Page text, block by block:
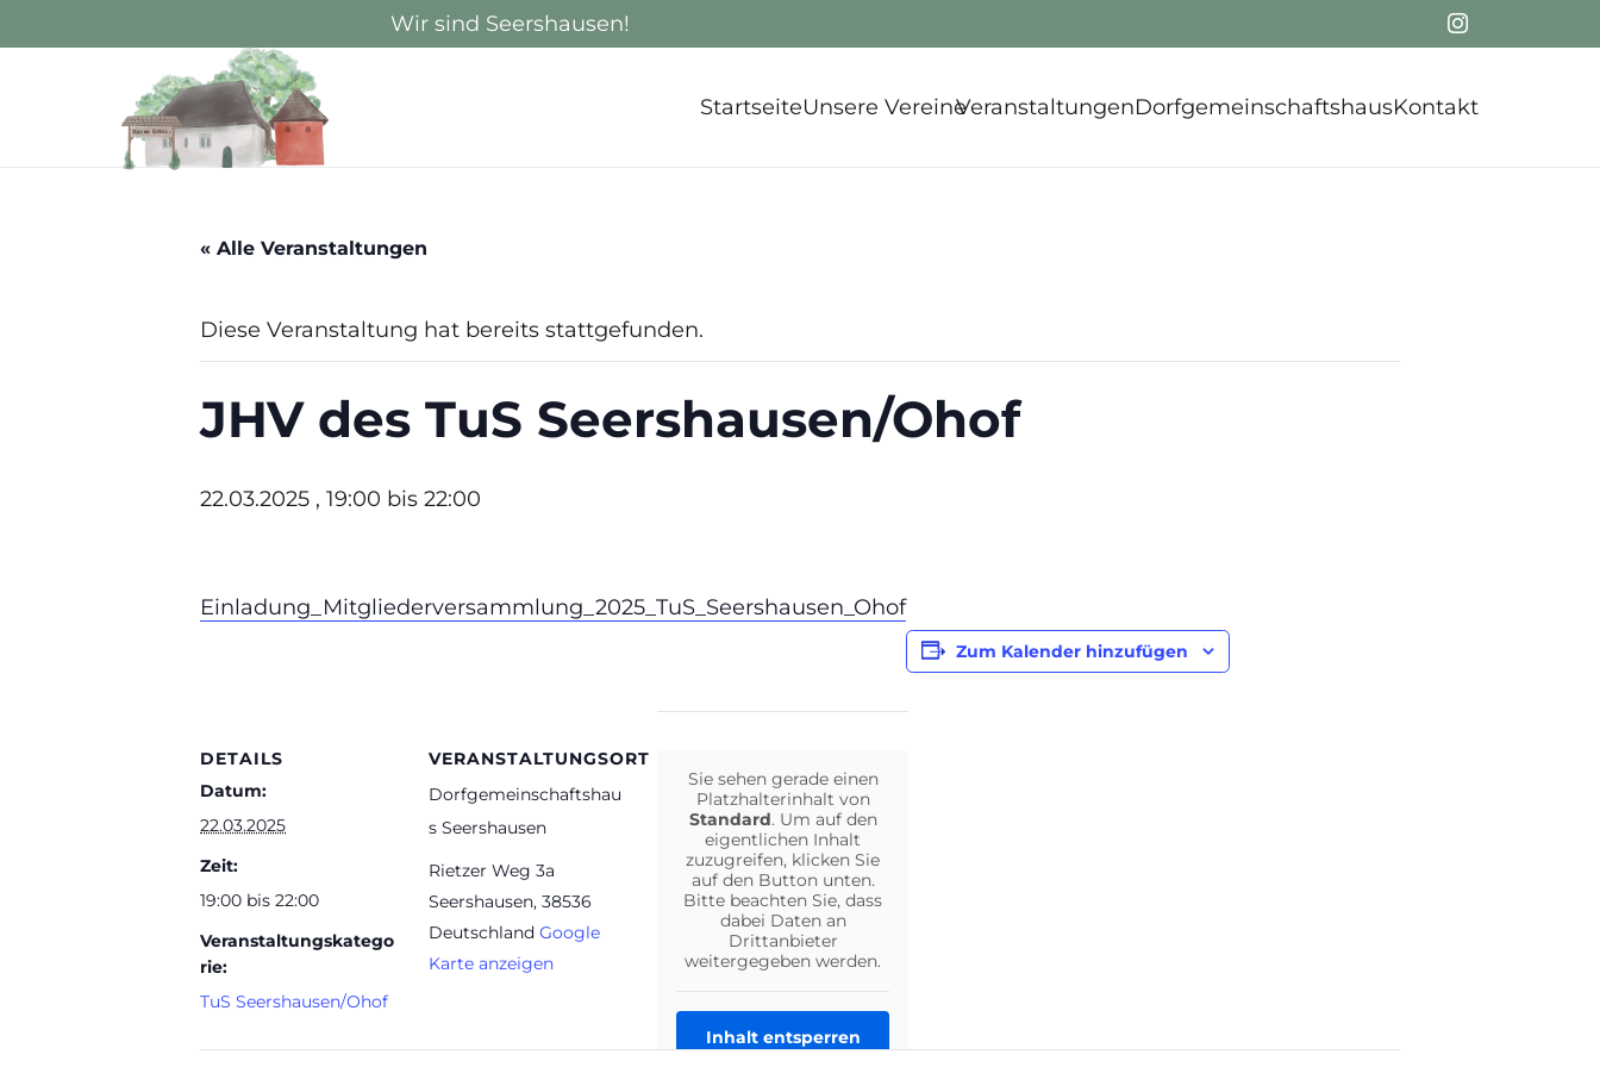
Wir sind Seershausen!
StartseiteUnsere VereineVeranstaltungenDorfgemeinschaftshausKontakt
« Alle Veranstaltungen
Diese Veranstaltung hat bereits stattgefunden.
JHV des TuS Seershausen/Ohof
22.03.2025 , 19:00 bis 22:00
Einladung_Mitgliederversammlung_2025_TuS_Seershausen_Ohof
Zum Kalender hinzufügen
DETAILS
Datum:
22.03.2025
Zeit:
19:00 bis 22:00
Veranstaltungskatego
rie:
TuS Seershausen/Ohof
VERANSTALTUNGSORT
Dorfgemeinschaftshau
s Seershausen
Rietzer Weg 3a
Seershausen, 38536
Deutschland Google
Karte anzeigen
Sie sehen gerade einen
Platzhalterinhalt von
Standard. Um auf den
eigentlichen Inhalt
zuzugreifen, klicken Sie
auf den Button unten.
Bitte beachten Sie, dass
dabei Daten an
Drittanbieter
weitergegeben werden.
Inhalt entsperren